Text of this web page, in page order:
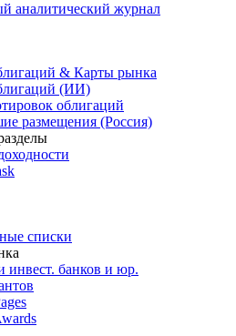
аналитический журнал
& Карты рынка
(ИИ)
облигаций
размещения (Россия)
списки
инвест. банков и юр.